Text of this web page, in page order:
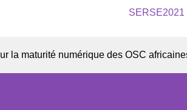
SERSE2021
numérique des OSC africaines